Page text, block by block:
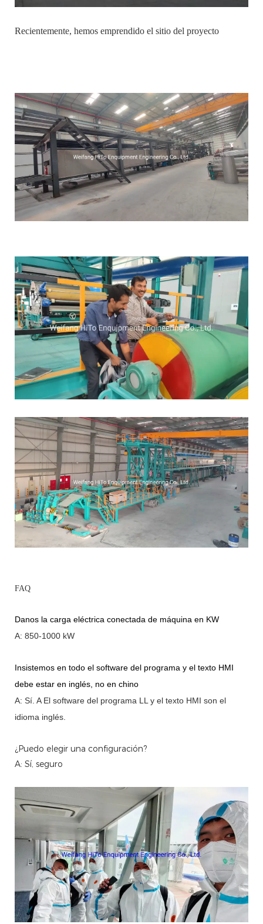
Recientemente, hemos emprendido el sitio del proyecto
FAQ
Danos la carga eléctrica conectada de máquina en KW
A: 850-1000 kW
Insistemos en todo el software del programa y el texto HMI
debe estar en inglés, no en chino
A: Sí. AEl software del programa LL y el texto HMI son el
idioma inglés.
¿Puedo elegir una configuración?
A: Sí, seguro